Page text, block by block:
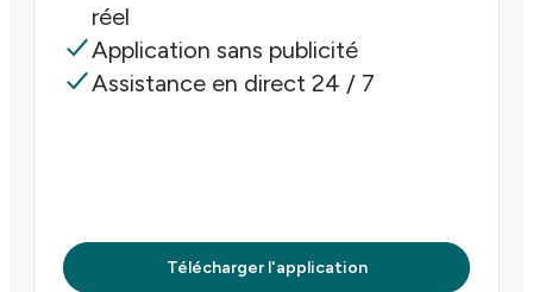
réel
Application sans publicité
Assistance en direct 24 / 7
Télécharger l'application